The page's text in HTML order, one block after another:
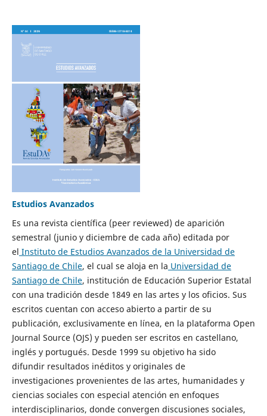
Estudios Avanzados
Es una revista científica (peer reviewed) de aparición
semestral (junio y diciembre de cada año) editada por
el Instituto de Estudios Avanzados de la Universidad de
Santiago de Chile, el cual se aloja en la Universidad de
Santiago de Chile, institución de Educación Superior Estatal
con una tradición desde 1849 en las artes y los oficios. Sus
escritos cuentan con acceso abierto a partir de su
publicación, exclusivamente en línea, en la plataforma Open
Journal Source (OJS) y pueden ser escritos en castellano,
inglés y portugués. Desde 1999 su objetivo ha sido
difundir resultados inéditos y originales de
investigaciones provenientes de las artes, humanidades y
ciencias sociales con especial atención en enfoques
interdisciplinarios, donde convergen discusiones sociales,